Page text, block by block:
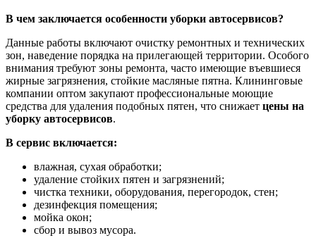
В чем заключается особенности уборки автосервисов?
Данные работы включают очистку ремонтных и технических
зон, наведение порядка на прилегающей территории. Особого
внимания требуют зоны ремонта, часто имеющие въевшиеся
жирные загрязнения, стойкие масляные пятна. Клининговые
компании оптом закупают профессиональные моющие
средства для удаления подобных пятен, что снижает цены на
уборку автосервисов.
В сервис включается:
влажная, сухая обработки;
удаление стойких пятен и загрязнений;
чистка техники, оборудования, перегородок, стен;
дезинфекция помещения;
мойка окон;
сбор и вывоз мусора.